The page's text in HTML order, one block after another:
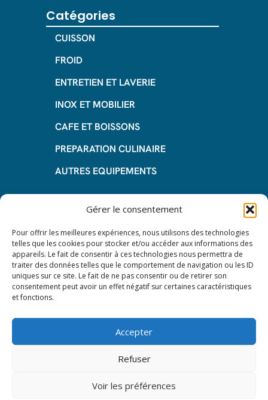
Gérer le consentement
Pour offrir les meilleures expériences, nous utilisons des technologies
telles que les cookies pour stocker et/ou accéder aux informations des
appareils. Le fait de consentir à ces technologies nous permettra de
traiter des données telles que le comportement de navigation ou les ID
uniques sur ce site. Le fait de ne pas consentir ou de retirer son
consentement peut avoir un effet négatif sur certaines caractéristiques
et fonctions.
Accepter
Refuser
Voir les préférences
Catégories
CUISSON
FROID
ENTRETIEN ET LAVERIE
INOX ET MOBILIER
CAFE ET BOISSONS
PREPARATION CULINAIRE
AUTRES EQUIPEMENTS
Informations
Questions fréquentes
Les avantages de la LOA
Les étapes du leasing de matériel
de restauration
Mentions Légales
Protection des données – RGPD